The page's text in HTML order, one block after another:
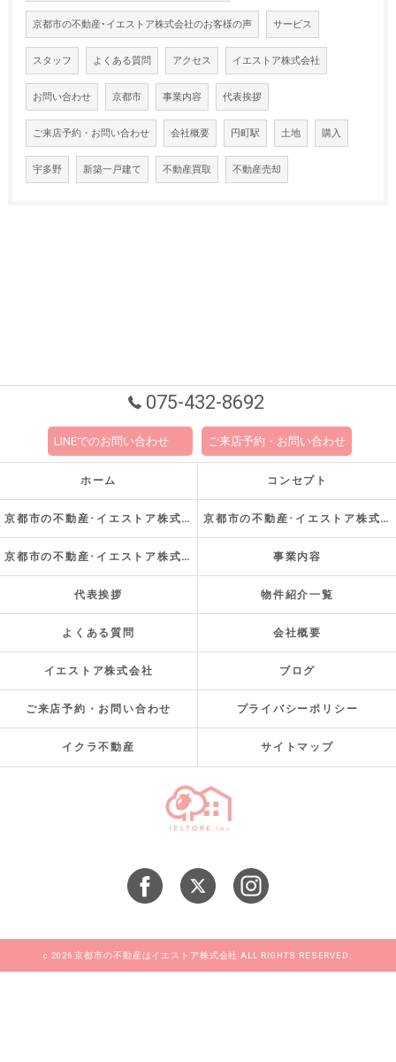
京都市の不動産･イエストア株式会社のお客様の声 サービス
スタッフ よくある質問 アクセス イエストア株式会社
お問い合わせ 京都市 事業内容 代表挨拶
ご来店予約・お問い合わせ 会社概要 円町駅 土地 購入
宇多野 新築一戸建て 不動産買取 不動産売却
075-432-8692
LINEでのお問い合わせ ご来店予約・お問い合わせ
ホーム コンセプト
京都市の不動産･イエストア株式会社の口コミ情報 京都市の不動産･イエストア株式会社の評判
京都市の不動産･イエストア株式会社のお客様の声 事業内容
代表挨拶 物件紹介一覧
よくある質問 会社概要
イエストア株式会社 ブログ
ご来店予約・お問い合わせ プライバシーポリシー
イクラ不動産 サイトマップ
c 2026 京都市の不動産はイエストア株式会社 ALL RIGHTS RESERVED.